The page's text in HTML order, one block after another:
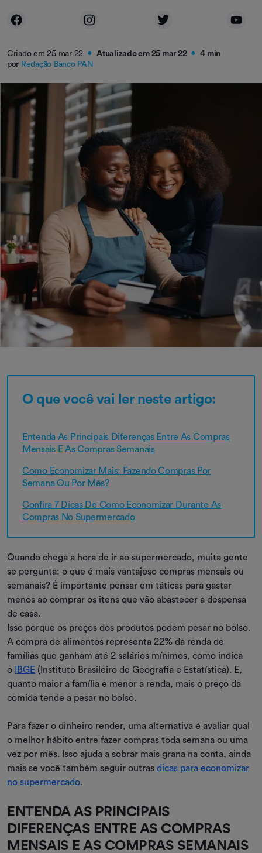
Criado em 25 mar 22 ● Atualizado em 25 mar 22 ●
4 min
por Redação Banco PAN
O que você vai ler neste artigo:
Entenda As Principais Diferenças Entre As Compras
Mensais E As Compras Semanais
Como Economizar Mais: Fazendo Compras Por
Semana Ou Por Mês?
Confira 7 Dicas De Como Economizar Durante As
Compras No Supermercado
Quando chega a hora de ir ao supermercado, muita gente
se pergunta: o que é mais vantajoso compras mensais ou
semanais? É importante pensar em táticas para gastar
menos ao comprar os itens que vão abastecer a despensa
de casa.
Isso porque os preços dos produtos podem pesar no bolso.
A compra de alimentos representa 22% da renda de
famílias que ganham até 2 salários mínimos, como indica
o IBGE (Instituto Brasileiro de Geografia e Estatística). E,
quanto maior a família e menor a renda, mais o preço da
comida tende a pesar no bolso.
Para fazer o dinheiro render, uma alternativa é avaliar qual
o melhor hábito entre fazer compras toda semana ou uma
vez por mês. Isso ajuda a sobrar mais grana na conta, ainda
mais se você também seguir outras dicas para economizar
no supermercado.
ENTENDA AS PRINCIPAIS
DIFERENÇAS ENTRE AS COMPRAS
MENSAIS E AS COMPRAS SEMANAIS